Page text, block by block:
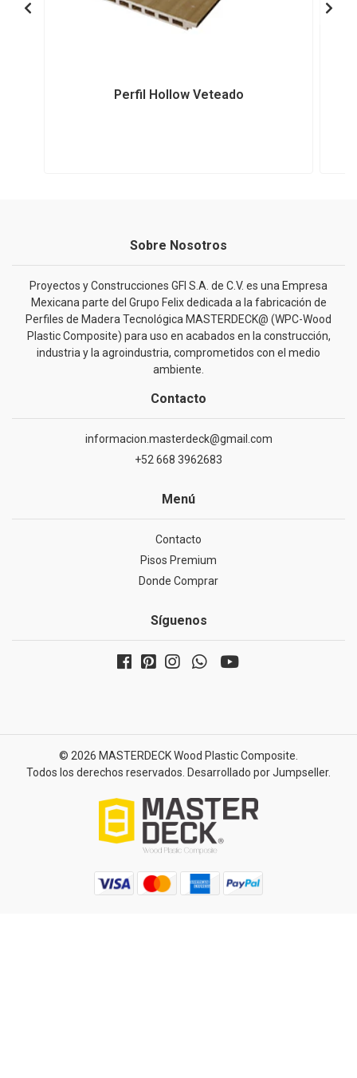
Perfil Hollow Veteado
Sobre Nosotros
Proyectos y Construcciones GFI S.A. de C.V. es una Empresa
Mexicana parte del Grupo Felix dedicada a la fabricación de
Perfiles de Madera Tecnológica MASTERDECK@ (WPC-Wood
Plastic Composite) para uso en acabados en la construcción,
industria y la agroindustria, comprometidos con el medio
ambiente.
Contacto
informacion.masterdeck@gmail.com
+52 668 3962683
Menú
Contacto
Pisos Premium
Donde Comprar
Síguenos
© 2026 MASTERDECK Wood Plastic Composite.
Todos los derechos reservados. Desarrollado por Jumpseller.